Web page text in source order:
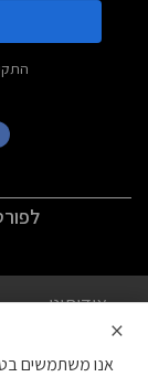
אודותינו
×
אנו משתמשים